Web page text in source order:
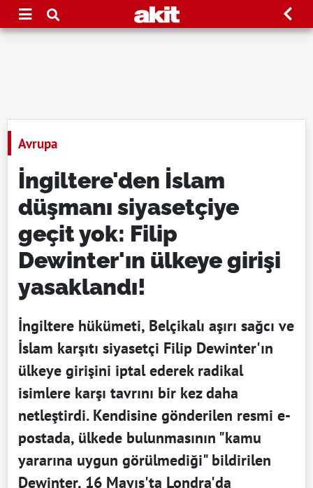
Avrupa
İngiltere'den İslam
düşmanı siyasetçiye
geçit yok: Filip
Dewinter'ın ülkeye girişi
yasaklandı!
İngiltere hükümeti, Belçikalı aşırı sağcı ve
İslam karşıtı siyasetçi Filip Dewinter'ın
ülkeye girişini iptal ederek radikal
isimlere karşı tavrını bir kez daha
netleştirdi. Kendisine gönderilen resmi e-
postada, ülkede bulunmasının "kamu
yararına uygun görülmediği" bildirilen
Dewinter, 16 Mayıs'ta Londra'da